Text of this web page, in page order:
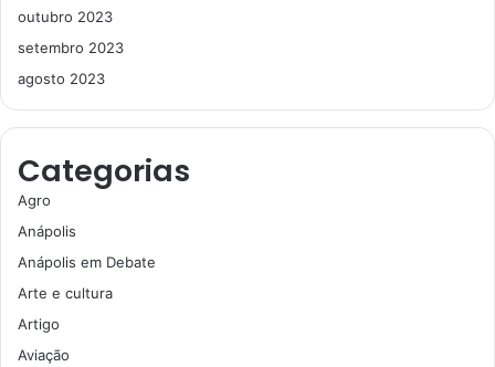
outubro 2023
setembro 2023
agosto 2023
Categorias
Agro
Anápolis
Anápolis em Debate
Arte e cultura
Artigo
Aviação